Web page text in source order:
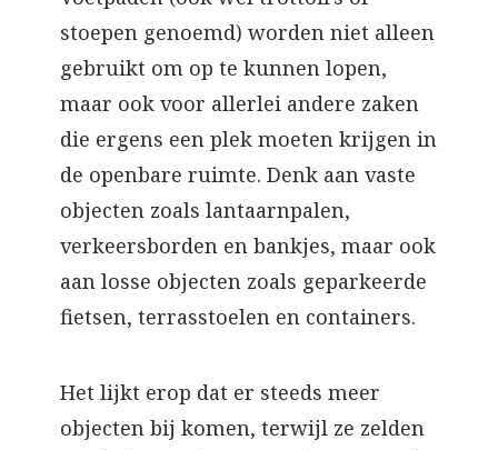
stoepen genoemd) worden niet alleen
gebruikt om op te kunnen lopen,
maar ook voor allerlei andere zaken
die ergens een plek moeten krijgen in
de openbare ruimte. Denk aan vaste
objecten zoals lantaarnpalen,
verkeersborden en bankjes, maar ook
aan losse objecten zoals geparkeerde
fietsen, terrasstoelen en containers.
Het lijkt erop dat er steeds meer
objecten bij komen, terwijl ze zelden